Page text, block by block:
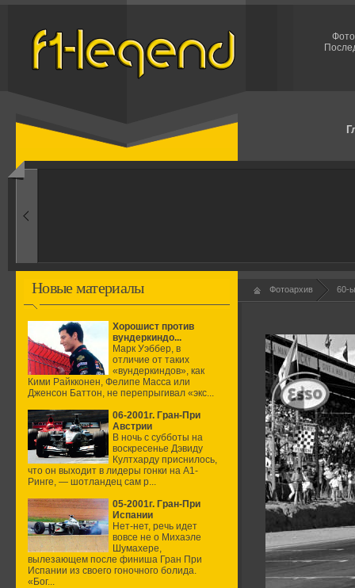
1950-ые
Новые материалы
Хорошист против
вундеркиндо...
Марк Уэббер, в
отличие от таких
«вундеркиндов», как
Кими Райкконен, Фелипе Масса или
Дженсон Баттон, не перепрыгивал «экс...
06-2001г. Гран-При
Австрии
В ночь с субботы на
воскресенье Дэвиду
Култхарду приснилось,
что он выходит в лидеры гонки на А1-
Ринге, — шотландец сам р...
05-2001г. Гран-При
Испании
Нет-нет, речь идет
вовсе не о Михаэле
Шумахере,
вылезающем после финиша Гран При
Испании из своего гоночного болида.
«Бог...
Фотоархив 60-